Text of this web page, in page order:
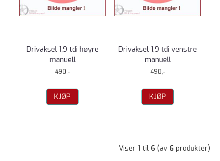
Drivaksel 1,9 tdi høyre
manuell
490,-
KJØP
Drivaksel 1,9 tdi venstre
manuell
490,-
KJØP
Viser 1 til 6 (av 6 produkter)